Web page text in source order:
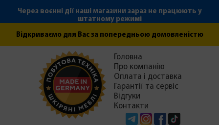
Через воєнні дії наші магазини зараз не працюють у
штатному режимі
Відкриваємо для Вас за попередньою домовленістю
TelegramInstagramFacebook
Головна
Про компанію
Оплата і доставка
Гарантії та сервіс
Відгуки
Контакти